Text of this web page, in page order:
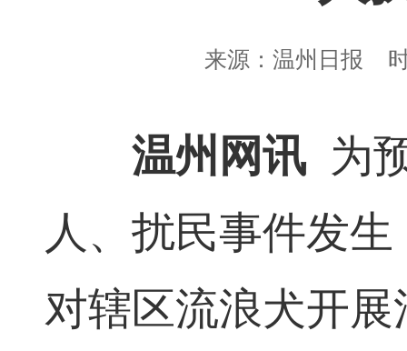
来源： 温州日报
温州网讯 为
人、扰民事件发
对辖区流浪犬开